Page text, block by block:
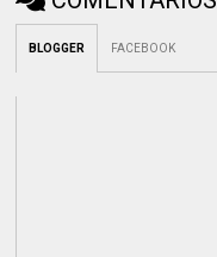
BLOGGER FACEBOOK